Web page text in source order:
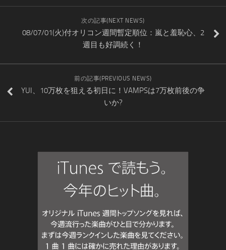
次の記事(NEXT NEWS)
08/07/01(火)付オリコン週間暫定順位：嵐と羞恥心、2
週目も好調続く！
前の記事(PREVIOUS NEWS)
YUI、10万枚を狙える初日に！VAMPSは7万枚前後の争
いか?